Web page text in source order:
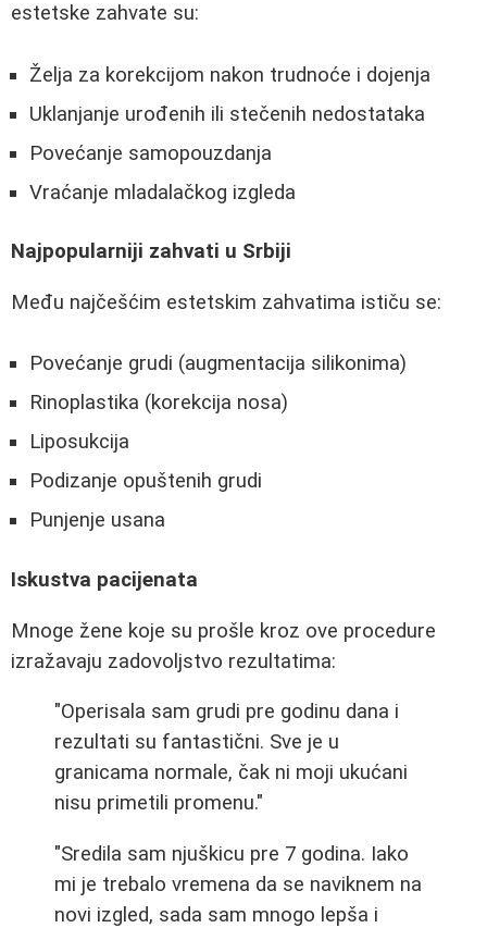
estetske zahvate su:
Želja za korekcijom nakon trudnoće i dojenja
Uklanjanje urođenih ili stečenih nedostataka
Povećanje samopouzdanja
Vraćanje mladalačkog izgleda
Najpopularniji zahvati u Srbiji
Među najčešćim estetskim zahvatima ističu se:
Povećanje grudi (augmentacija silikonima)
Rinoplastika (korekcija nosa)
Liposukcija
Podizanje opuštenih grudi
Punjenje usana
Iskustva pacijenata
Mnoge žene koje su prošle kroz ove procedure
izražavaju zadovoljstvo rezultatima:
"Operisala sam grudi pre godinu dana i
rezultati su fantastični. Sve je u
granicama normale, čak ni moji ukućani
nisu primetili promenu."
"Sredila sam njuškicu pre 7 godina. Iako
mi je trebalo vremena da se naviknem na
novi izgled, sada sam mnogo lepša i